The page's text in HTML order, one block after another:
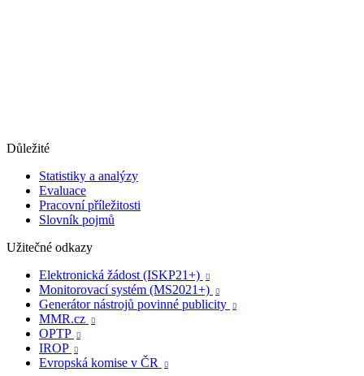
Důležité
Statistiky a analýzy
Evaluace
Pracovní příležitosti
Slovník pojmů
Užitečné odkazy
Elektronická žádost (ISKP21+)

Monitorovací systém (MS2021+) 
Generátor nástrojů povinné publicity 
MMR.cz 
OPTP 
IROP 
Evropská komise v ČR 